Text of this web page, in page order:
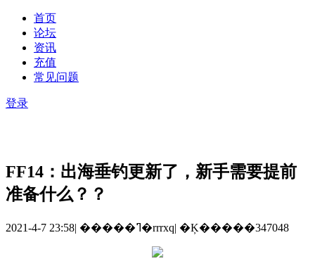
首页
论坛
资讯
充值
常见问题
登录
FF14：出海垂钓更新了，新手需要提前
准备什么？？
2021-4-7 23:58| �����ߣ�rrrxq| �Ķ�����347048